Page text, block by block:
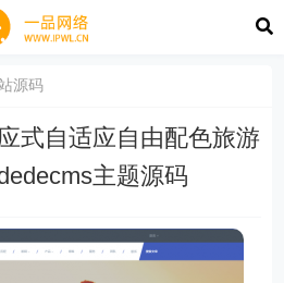
源码
式自适应自由配色旅游
主题源码